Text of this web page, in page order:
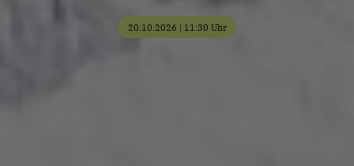
20.10.2026 | 11:30 Uhr